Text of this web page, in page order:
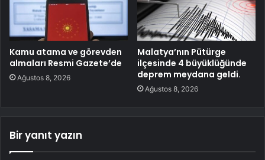
Kamu atama ve görevden
almaları Resmi Gazete’de
Ağustos 8, 2026
Malatya’nın Pütürge
ilçesinde 4 büyüklüğünde
deprem meydana geldi.
Ağustos 8, 2026
Bir yanıt yazın